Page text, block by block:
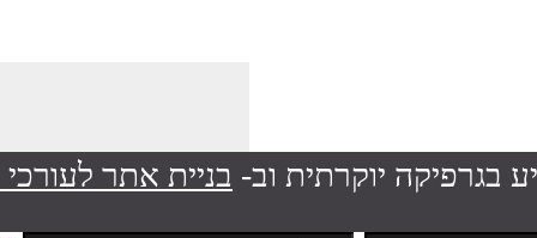
בגרפיקה יוקרתית וב- בניית אתר לעורכי